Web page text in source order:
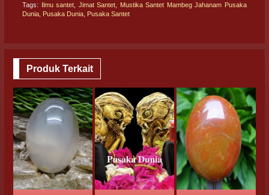
Tags: Ilmu santet Jimat Santet
Mustika Santet Mambeg Jahanam Pusaka
Dunia Pusaka Dunia Pusaka Santet
Produk Terkait